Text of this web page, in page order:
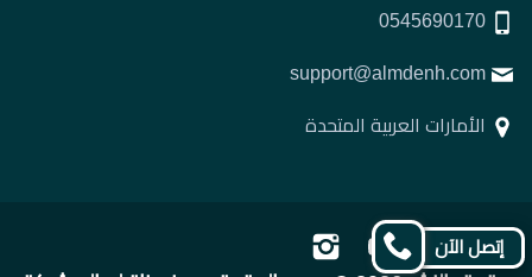
الأمارات العربية المتحدة
تابعنا
تابعنا
تابعنا
إتصل الآن